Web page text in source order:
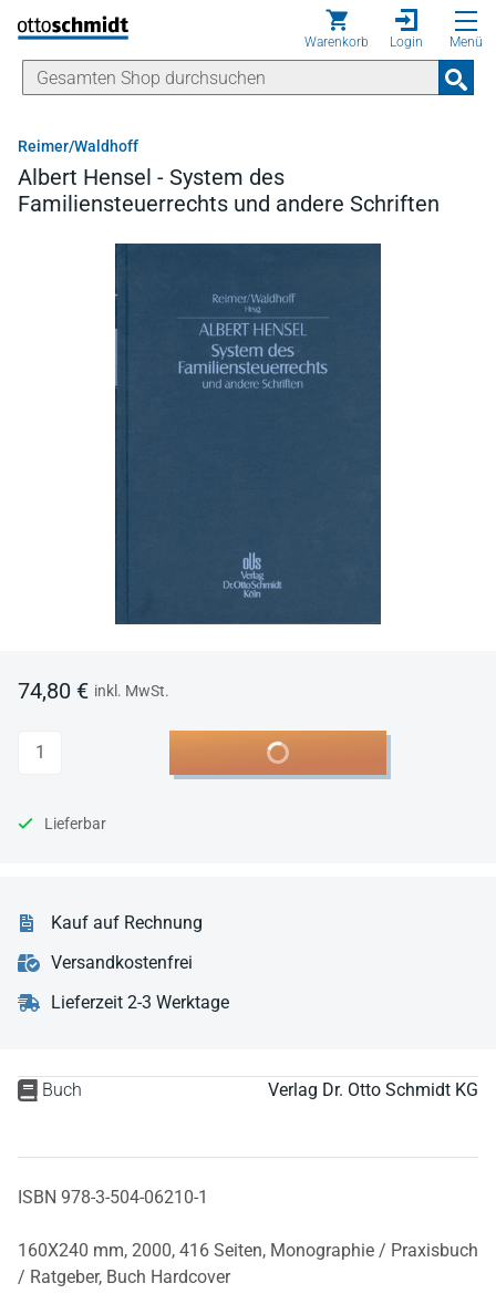
Direkt zum Inhalt
Warenkorb Login Menü
Reimer/Waldhoff
Albert Hensel - System des
Familiensteuerrechts und andere Schriften
Buch Verlag Dr. Otto Schmidt KG
ISBN 978-3-504-06210-1
160X240 mm, 2000, 416 Seiten, Monographie / Praxisbuch
/ Ratgeber, Buch Hardcover
74,80 € inkl. MwSt.
Anzahl In den Warenkorb
Lieferbar
Kauf auf Rechnung
Versandkostenfrei
Lieferzeit 2-3 Werktage